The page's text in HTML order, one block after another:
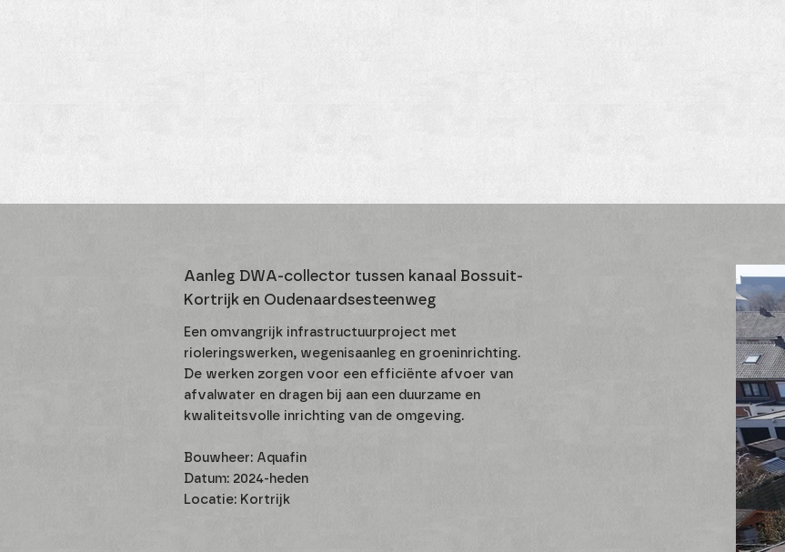
Aanleg DWA-collector tussen kanaal Bossuit-
Kortrijk en Oudenaardsesteenweg
Een omvangrijk infrastructuurproject met
rioleringswerken, wegenisaanleg en groeninrichting.
De werken zorgen voor een efficiënte afvoer van
afvalwater en dragen bij aan een duurzame en
kwaliteitsvolle inrichting van de omgeving.
Bouwheer: Aquafin
Datum: 2024-heden
Locatie: Kortrijk